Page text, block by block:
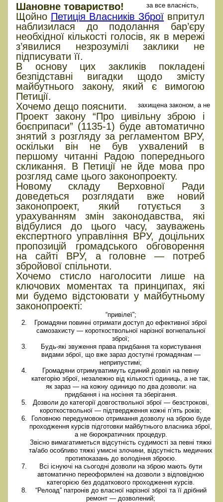
Шановне товариство!
Щойно Петиція Власників Зброї впритул
наблизилася до подолання бар’єру
необхідної кількості голосів, як в мережі
з’явилися незрозумілі заклики не
підписувати її.
В основу цих закликів покладені
безпідставні вигадки щодо змісту
майбутнього закону, який є вимогою
Петиції.
Хочемо дещо пояснити.
Проект закону “Про цивільну зброю і
боєприпаси” (1135-1) буде автоматично
знятий з розгляду за регламентом ВРУ,
оскільки він не був ухвалений в
першому читанні Радою попереднього
скликання. В Петиції не йде мова про
розгляд саме цього законопроекту.
Новому складу Верховної Ради
доведеться розглядати вже новий
законопроект, який готується з
урахуванням змін законодавства, які
відбулися до цього часу, зауважень
експертного управління ВРУ, доцільних
пропозицій громадського обговорення
на сайті ВРУ, а головне — потреб
збройової спільноти.
Хочемо стисло наголосити лише на
ключових моментах та принципах, які
ми будемо відстоювати у майбутньому
законопроекті:
за все власність,
захищена законом, а не
“привілеї”;
Громадяни повинні отримати доступ до ефективної зброї
самозахисту — короткоствольної нарізної вогнепальної
зброї;
Будь-які звуження права придбання та користування
видами зброї, що вже зараз доступні громадянам —
неприпустимі;
Громадяни отримуватимуть єдиний дозвіл на певну
категорію зброї, незалежно від кількості одиниць, а не так,
як зараз — на кожну одиницю по два дозволи: на
придбання і на носіння та зберігання.
Дозволи до категорії довгоствольної зброї — безстрокові,
короткоствольної — підтвердження кожні п’ять років;
Головною передумовою отримання дозволу на зброю буде
проходження курсів підготовки майбутнього власника зброї,
а не бюрократичних процедур.
Звісно вимагатиметься відсутність судимості за певні тяжкі
та/або особливо тяжкі умисні злочини, відсутність медичних
протипоказань до володіння зброєю.
Всі існуючі на сьогодні дозволи на зброю мають бути
автоматично переоформлені на дозволи з відповідною
категорією без додаткового проходження курсів.
“Релоад” патронів до власної нарізної зброї та її дрібний
ремонт — дозволений;